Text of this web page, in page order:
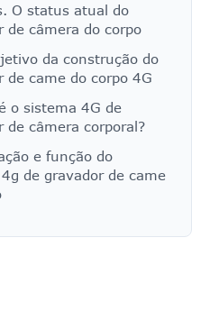
O status atual do
de câmera do corpo
da construção do
de came do corpo 4G
o sistema 4G de
de câmera corporal?
e função do
de gravador de came